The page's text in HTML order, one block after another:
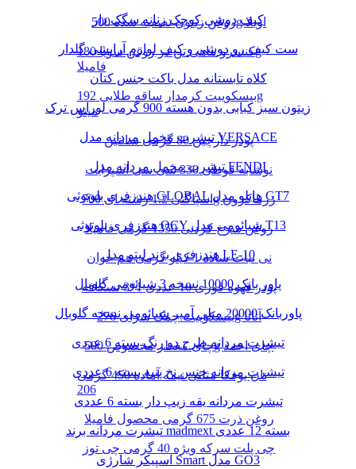
روغن زیتون تصفیه شده 500g اویلا
کنسرو ماهی تن در روغن سویا 180g
فامیلا
بیسکوییت کرمدار ساقه طلایی 192g
مینو
پودر دارچین 80 گرمی سانتین
نوشابه قوطی 330 سی سی اسپرایت
اسپاگتی 1.2 رشته ای 700g زرماکرون
روغن سرخ کردنی 1350 گرمی فامیلا
نی نبات ساده 1 کیلو گرمی هم خوان
پودر قهوه فوری 10 عددی 1*3 نسکافه
بیسکوییت چمک سرای 276g آناتا
چای معطر مخصوص 500g چای احمد
نان یوفکا مثلثی نیمه آماده 450 گرمی
206
روغن ذرت 675 گرمی محصول فامیلا
چی پلت سرکه ویژه 40 گرمی چی توز
کیف دوشی کوچک زنانه سگک دار
ست کیف رو دوشی و کیف لوازم آرایشی گلدار
کلاه تابستانه مدل باکت جنس کتان
زیتون سبز کبابی بدون هسته 900 گرمی لوراس ترک
تیشرت مخمل مردانه مدل VERSACE
تیشرت مخمل مردانه مدل FENDI
هندزفری بلوتوثی GLOBAL هایلو مدل GT7
هندزفری بلوتوثی QCY شیائومی مدل T13
هندزفری برند لیتو مدل LE-10
پاور بانک 10000 نسخه 3 شیائومی گلوبال
پاوربانک 20000 میلی آمپر شیائومی نسخه گلوبال
تیشرت مردانه طرح دو رنگ بسته 6 عددی
تیشرت مردانه جنس نخ پنبه بسته 6 عددی
تیشرت مردانه یقه زیپ دار بسته 6 عددی
تیشرت مردانه برند madmext بسته 12 عددی
اسپیکر شارژی Smart مدل GO3